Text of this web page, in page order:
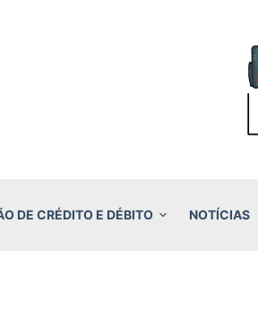
DE CRÉDITO E DÉBITO NOTÍCIAS